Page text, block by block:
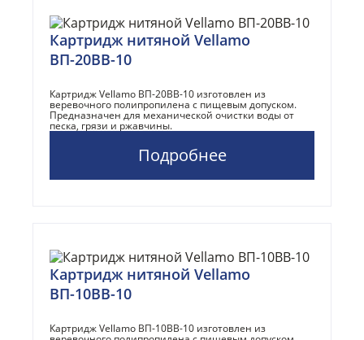
Картридж нитяной Vellamo
ВП-20BB-10
Картридж Vellamo ВП-20BB-10 изготовлен из
веревочного полипропилена с пищевым допуском.
Предназначен для механической очистки воды от
песка, грязи и ржавчины.
Подробнее
Картридж нитяной Vellamo
ВП-10BB-10
Картридж Vellamo ВП-10BB-10 изготовлен из